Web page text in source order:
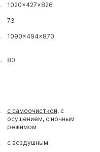
1020x427x826
73
1090x494x870
80
с самоочисткой, с
осушением, с ночным
режимом
с воздушным